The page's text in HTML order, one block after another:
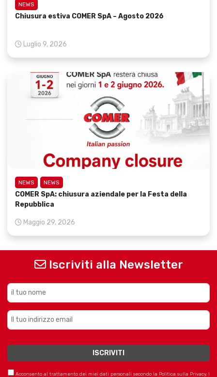
NEWS
Chiusura estiva COMER SpA – Agosto 2026
Luglio 9, 2026
NEWS NEWS
COMER SpA: chiusura aziendale per la Festa della
Repubblica
Maggio 29, 2026
Iscriviti alla Newsletter
Acconsento al trattamento dei miei dati personali secondo la Politica sulla Privacy. I